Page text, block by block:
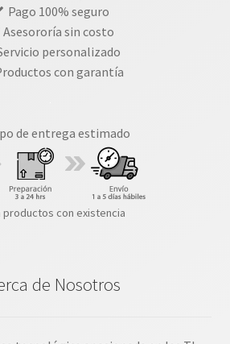
Pago 100% seguro
Asesororía sin costo
personalizado
con garantía
de entrega estimado
productos con existencia
de Nosotros